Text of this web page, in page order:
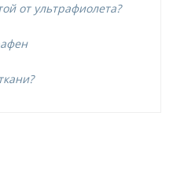
от ультрафиолета?